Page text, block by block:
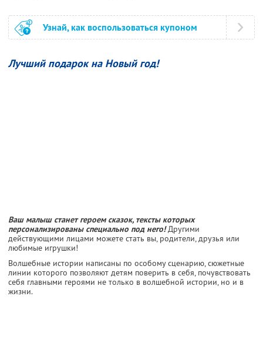
Узнай, как воспользоваться купоном
Лучший подарок на Новый год!
Ваш малыш станет героем сказок, тексты которых
персонализированы специально под него!Другими
действующими лицами можете стать вы, родители, друзья или
любимые игрушки!
Волшебные истории написаны по особому сценарию, сюжетные
линии которого позволяют детям поверить в себя, почувствовать
себя главными героями не только в волшебной истории, но и в
жизни.